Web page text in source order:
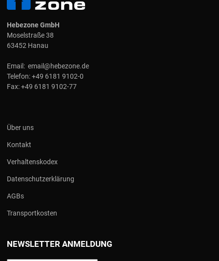
Hebezone GmbH
Moselstraße 38
63452 Hanau
Email: email@hebezone.de
Telefon:+49 6181 9102-0
Fax:+49 6181 9102-77
Über uns
Kontakt
Verhaltenskodex
Datenschutzerklärung
AGBs
Transportkosten
NEWSLETTER ANMELDUNG